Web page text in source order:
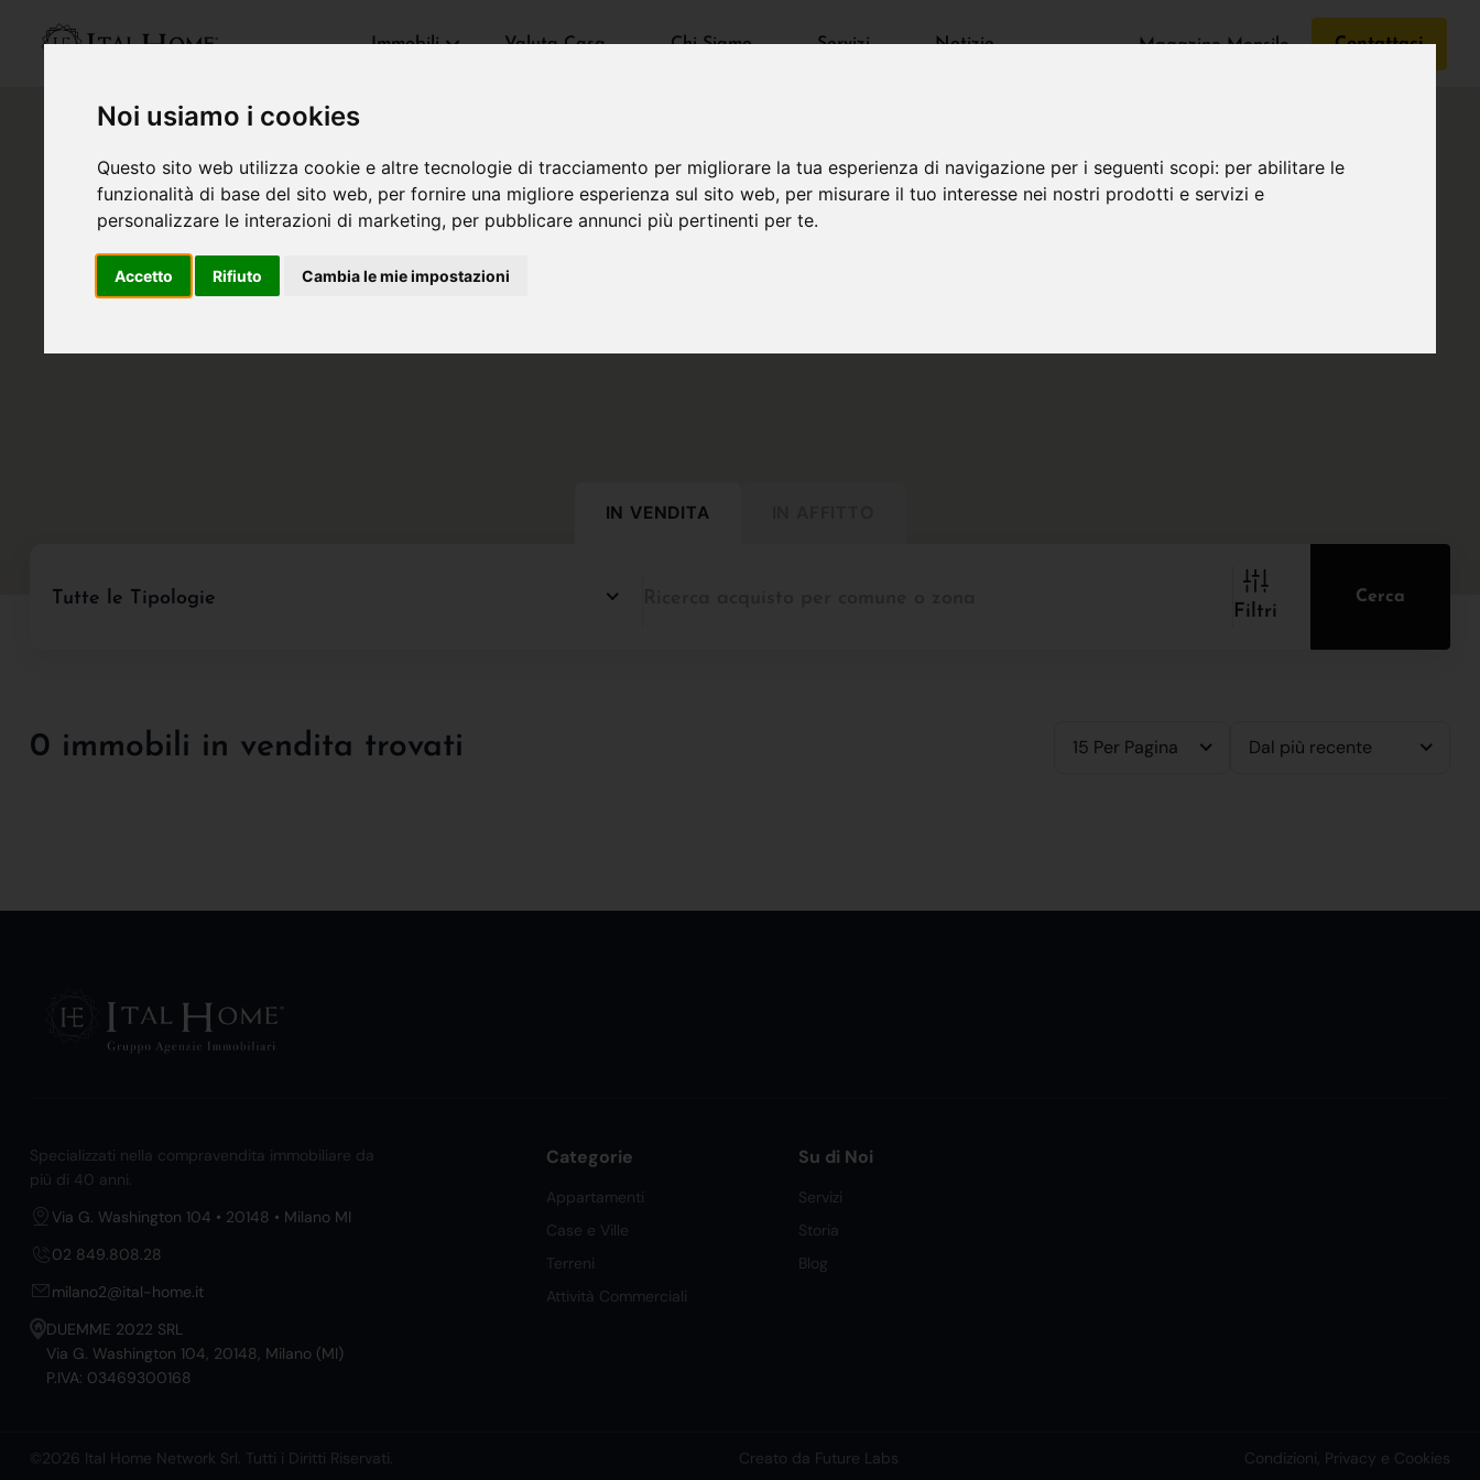
Noi usiamo i cookies
Questo sito web utilizza cookie e altre tecnologie di tracciamento per migliorare la tua esperienza di navigazione per i seguenti scopi: per abilitare le
funzionalità di base del sito web, per fornire una migliore esperienza sul sito web, per misurare il tuo interesse nei nostri prodotti e servizi e
personalizzare le interazioni di marketing, per pubblicare annunci più pertinenti per te.
Accetto Rifiuto Cambia le mie impostazioni
Immobili Valuta Casa Chi Siamo Servizi Notizie Magazine Mensile Contattaci
IN VENDITA
Tutte le Tipologie
Filtri
Cerca
0 immobili in vendita trovati 15 Per Pagina Dal più recente
Specializzati nella compravendita immobiliare da
più di 40 anni.
Via G. Washington 104 • 20148 • Milano MI
02 849.808.28
milano2@ital-home.it
DUEMME 2022 SRL
Via G. Washington 104, 20148, Milano (MI)
P.IVA: 03469300168
Categorie
Appartamenti
Case e Ville
Terreni
Attività Commerciali
Su di Noi
Servizi
Storia
Blog
©2026 Ital Home Network Srl. Tutti i Diritti Riservati. Creato da Future Labs Condizioni, Privacy e Cookies